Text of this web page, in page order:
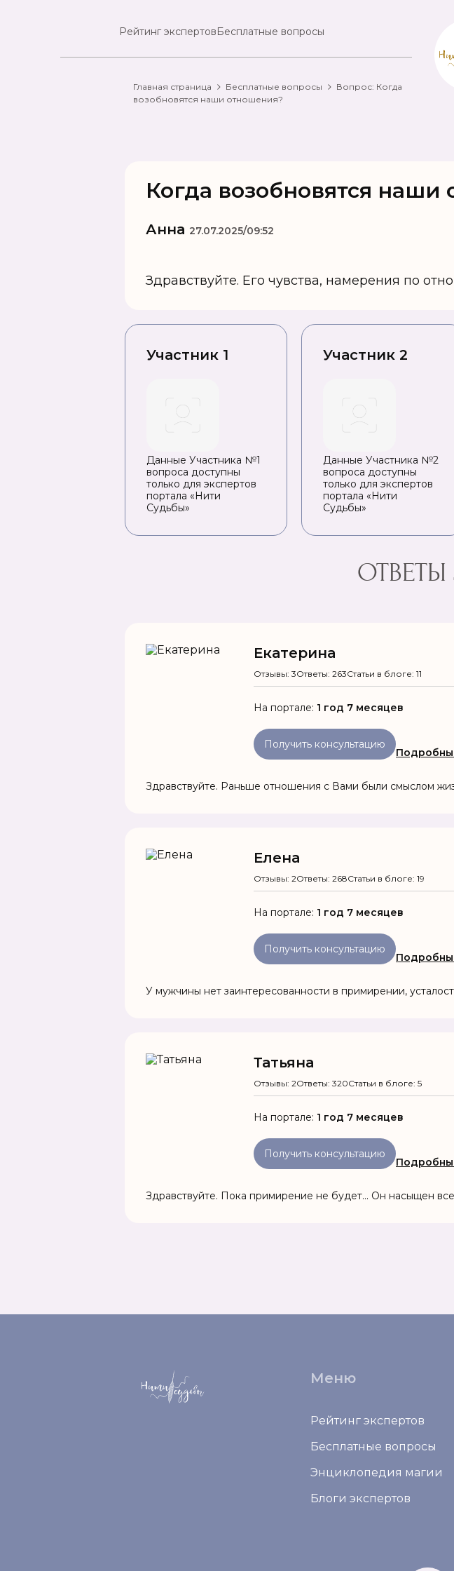
Рейтинг экспертовБесплатные вопросы
Главная страница Бесплатные вопросы
Вопрос: Когда
возобновятся наши отношения?
Когда возобновятся наши
Анна 27.07.2025/09:52
Здравствуйте. Его чувства, намерения по
Участник 1
Данные Участника №1
вопроса доступны
только для экспертов
портала «Нити
Судьбы»
Участник 2
Данные Участника №2
вопроса доступны
только для экспертов
портала «Нити
Судьбы»
ОТВЕТЫ
Екатерина
Отзывы: 3Ответы: 263Статьи в блоге: 11
На портале: 1 год 7 месяцев
Получить консультацию
Здравствуйте. Раньше отношения с Вами были смыслом
Елена
Отзывы: 2Ответы: 268Статьи в блоге: 19
На портале: 1 год 7 месяцев
Получить консультацию
У мужчины нет заинтересованности в примирении,
Татьяна
Отзывы: 2Ответы: 320Статьи в блоге: 5
На портале: 1 год 7 месяцев
Получить консультацию
Здравствуйте. Пока примирение не будет... Он насыщен
Меню
Рейтинг экспертов
Бесплатные вопросы
Энциклопедия магии
Блоги экспертов